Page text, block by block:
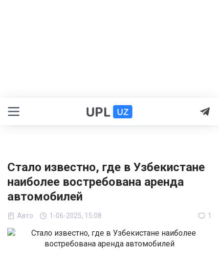
Стало известно, где в Узбекистане
наиболее востребована аренда
автомобилей
Авто 1-06-2025, 15:08 1